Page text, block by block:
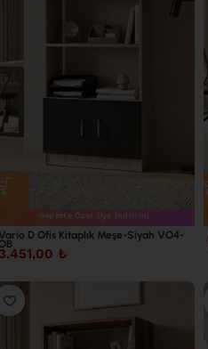
Sepette Özel Üye İndirimi
D Ofis Kitaplık Meşe-Siyah VO4-
₺